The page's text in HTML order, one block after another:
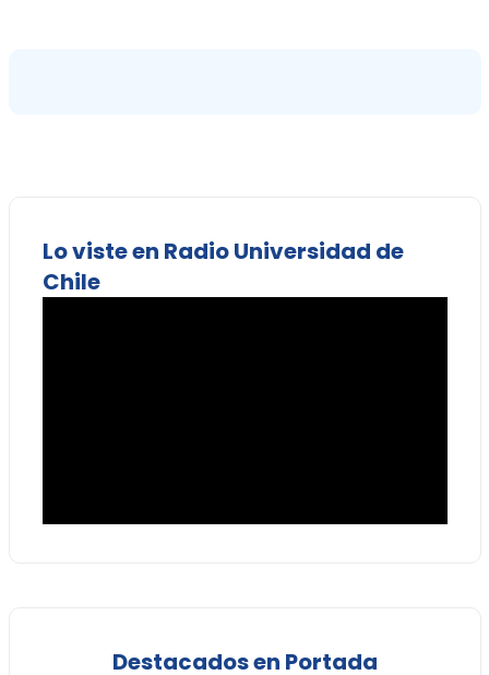
Lo viste en Radio Universidad de
Chile
Destacados en Portada